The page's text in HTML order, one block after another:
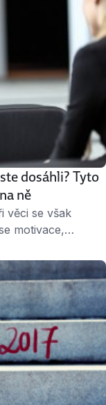
dosáhli? Tyto
ně
věci se však
motivace,
rukávu? » 3
práce?
a slabé